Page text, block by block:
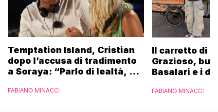
Temptation Island, Cristian
dopo l’accusa di tradimento
a Soraya: “Parlo di lealtà, ma
FABIANO MINACCI
Il carretto di
Grazioso,
Basalari e i
Ferrero”
FABIANO MINACCI